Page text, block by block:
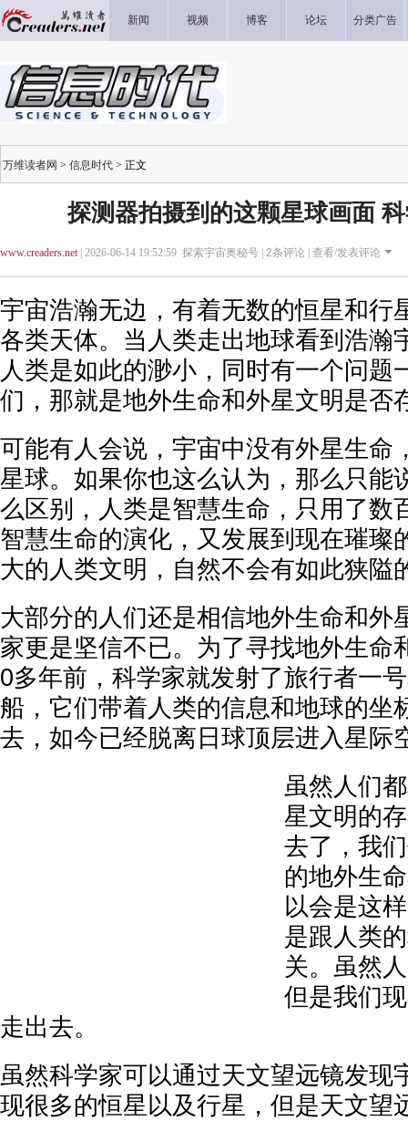
新闻 视频 博客 论坛 分类广告
万维读者网 > 信息时代 > 正文
探测器拍摄到的这颗星球画面
www.creaders.net| 2026-06-14 19:52:59 探索宇宙奥秘号 | 2条评论 | 查看/发表评论
宇宙浩瀚无边，有着无数的恒星和行
各类天体。当人类走出地球看到浩瀚
人类是如此的渺小，同时有一个问题
们，那就是地外生命和外星文明是否
可能有人会说，宇宙中没有外星生命
星球。如果你也这么认为，那么只能
么区别，人类是智慧生命，只用了数
智慧生命的演化，又发展到现在璀璨
大的人类文明，自然不会有如此狭隘
大部分的人们还是相信地外生命和外
家更是坚信不已。为了寻找地外生命
0多年前，科学家就发射了旅行者一
船，它们带着人类的信息和地球的坐
去，如今已经脱离日球顶层进入星际
虽然人们
星文明的
去了，我
的地外生
以会是这
是跟人类
关。虽然
但是我们
走出去。
虽然科学家可以通过天文望远镜发现
现很多的恒星以及行星，但是天文望